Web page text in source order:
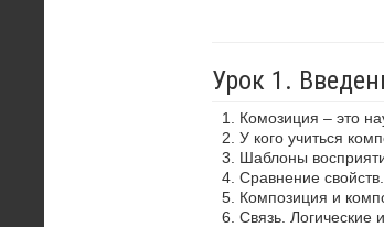
Урок 1.
Комозиция – это
У кого учиться
Шаблоны
Сравнение
Композиция и
Связь. Логические